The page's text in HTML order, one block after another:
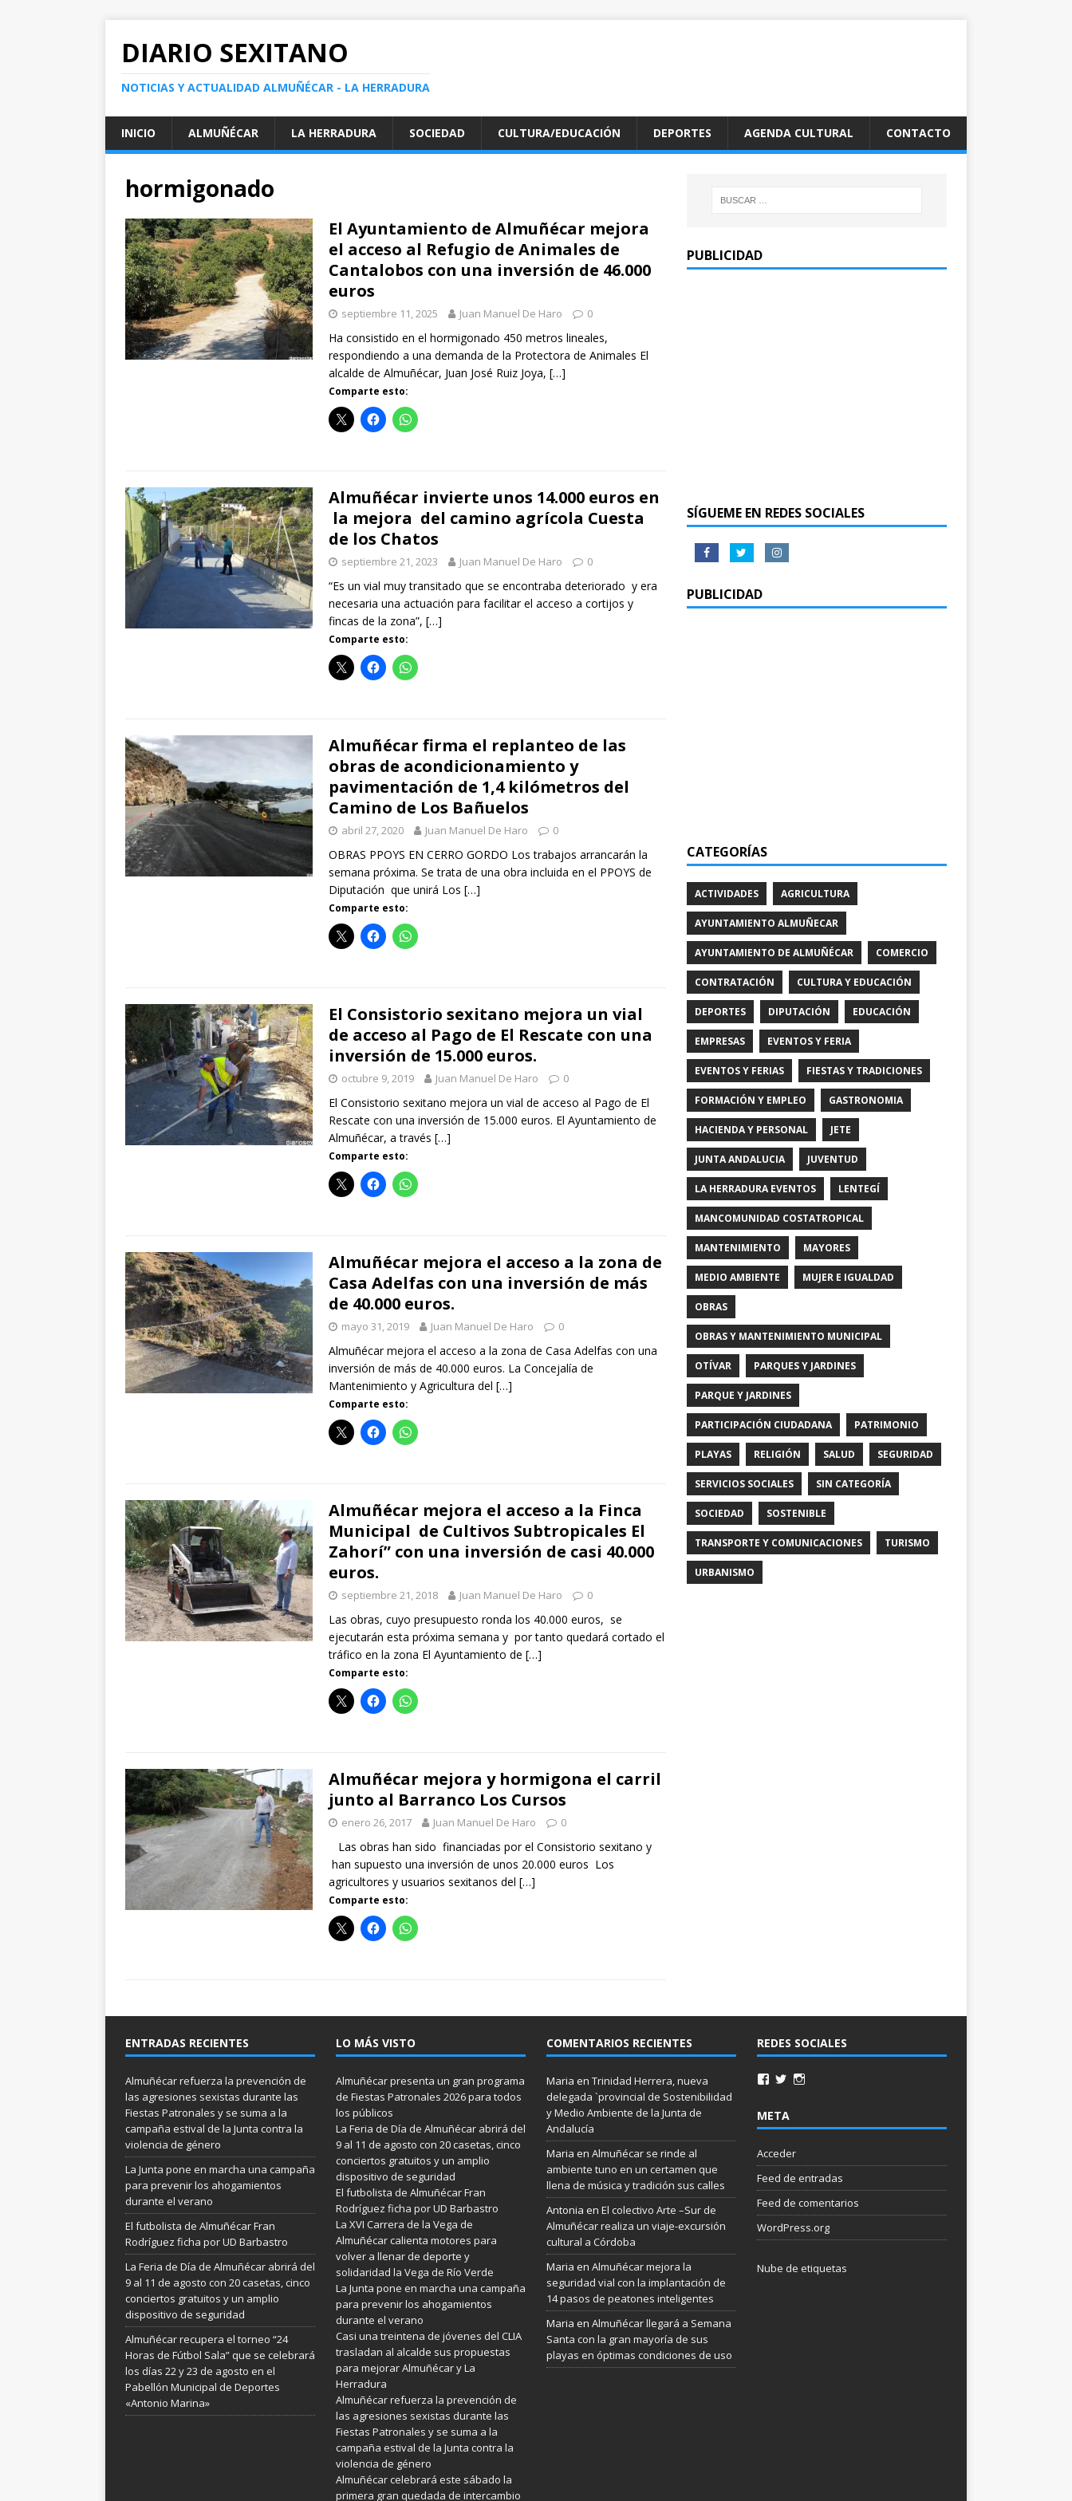
DIARIO SEXITANO
NOTICIAS Y ACTUALIDAD ALMUÑÉCAR - LA HERRADURA
INICIO ALMUÑÉCAR LA HERRADURA SOCIEDAD CULTURA/EDUCACIÓN DEPORTES AGENDA CULTURAL CONTACTO
hormigonado
El Ayuntamiento de Almuñécar mejora
el acceso al Refugio de Animales de
Cantalobos con una inversión de 46.000
euros
septiembre 11, 2025 Juan Manuel De Haro 0
Ha consistido en el hormigonado 450 metros lineales,
respondiendo a una demanda de la Protectora de Animales El
alcalde de Almuñécar, Juan José Ruiz Joya, […]
Comparte esto:
Almuñécar invierte unos 14.000 euros en
la mejora del camino agrícola Cuesta
de los Chatos
septiembre 21, 2023 Juan Manuel De Haro 0
“Es un vial muy transitado que se encontraba deteriorado y era
necesaria una actuación para facilitar el acceso a cortijos y
fincas de la zona”, […]
Comparte esto:
Almuñécar firma el replanteo de las
obras de acondicionamiento y
pavimentación de 1,4 kilómetros del
Camino de Los Bañuelos
abril 27, 2020 Juan Manuel De Haro 0
OBRAS PPOYS EN CERRO GORDO Los trabajos arrancarán la
semana próxima. Se trata de una obra incluida en el PPOYS de
Diputación que unirá Los […]
Comparte esto:
El Consistorio sexitano mejora un vial
de acceso al Pago de El Rescate con una
inversión de 15.000 euros.
octubre 9, 2019 Juan Manuel De Haro 0
El Consistorio sexitano mejora un vial de acceso al Pago de El
Rescate con una inversión de 15.000 euros. El Ayuntamiento de
Almuñécar, a través […]
Comparte esto:
Almuñécar mejora el acceso a la zona de
Casa Adelfas con una inversión de más
de 40.000 euros.
mayo 31, 2019 Juan Manuel De Haro 0
Almuñécar mejora el acceso a la zona de Casa Adelfas con una
inversión de más de 40.000 euros. La Concejalía de
Mantenimiento y Agricultura del […]
Comparte esto:
Almuñécar mejora el acceso a la Finca
Municipal de Cultivos Subtropicales El
Zahorí” con una inversión de casi 40.000
euros.
septiembre 21, 2018 Juan Manuel De Haro 0
Las obras, cuyo presupuesto ronda los 40.000 euros, se
ejecutarán esta próxima semana y por tanto quedará cortado el
tráfico en la zona El Ayuntamiento de […]
Comparte esto:
Almuñécar mejora y hormigona el carril
junto al Barranco Los Cursos
enero 26, 2017 Juan Manuel De Haro 0
Las obras han sido financiadas por el Consistorio sexitano y
han supuesto una inversión de unos 20.000 euros Los
agricultores y usuarios sexitanos del […]
Comparte esto:
PUBLICIDAD
SÍGUEME EN REDES SOCIALES
PUBLICIDAD
CATEGORÍAS
ACTIVIDADES AGRICULTURA
AYUNTAMIENTO ALMUÑECAR
AYUNTAMIENTO DE ALMUÑÉCAR COMERCIO
CONTRATACIÓN CULTURA Y EDUCACIÓN
DEPORTES DIPUTACIÓN EDUCACIÓN
EMPRESAS EVENTOS Y FERIA
EVENTOS Y FERIAS FIESTAS Y TRADICIONES
FORMACIÓN Y EMPLEO GASTRONOMIA
HACIENDA Y PERSONAL JETE
JUNTA ANDALUCIA JUVENTUD
LA HERRADURA EVENTOS LENTEGÍ
MANCOMUNIDAD COSTATROPICAL
MANTENIMIENTO MAYORES
MEDIO AMBIENTE MUJER E IGUALDAD
OBRAS
OBRAS Y MANTENIMIENTO MUNICIPAL
OTÍVAR PARQUES Y JARDINES
PARQUE Y JARDINES
PARTICIPACIÓN CIUDADANA PATRIMONIO
PLAYAS RELIGIÓN SALUD SEGURIDAD
SERVICIOS SOCIALES SIN CATEGORÍA
SOCIEDAD SOSTENIBLE
TRANSPORTE Y COMUNICACIONES TURISMO
URBANISMO
ENTRADAS RECIENTES
Almuñécar refuerza la prevención de
las agresiones sexistas durante las
Fiestas Patronales y se suma a la
campaña estival de la Junta contra la
violencia de género
La Junta pone en marcha una campaña
para prevenir los ahogamientos
durante el verano
El futbolista de Almuñécar Fran
Rodríguez ficha por UD Barbastro
La Feria de Día de Almuñécar abrirá del
9 al 11 de agosto con 20 casetas, cinco
conciertos gratuitos y un amplio
dispositivo de seguridad
Almuñécar recupera el torneo “24
Horas de Fútbol Sala” que se celebrará
los días 22 y 23 de agosto en el
Pabellón Municipal de Deportes
«Antonio Marina»
LO MÁS VISTO
Almuñécar presenta un gran programa
de Fiestas Patronales 2026 para todos
los públicos
La Feria de Día de Almuñécar abrirá del
9 al 11 de agosto con 20 casetas, cinco
conciertos gratuitos y un amplio
dispositivo de seguridad
El futbolista de Almuñécar Fran
Rodríguez ficha por UD Barbastro
La XVI Carrera de la Vega de
Almuñécar calienta motores para
volver a llenar de deporte y
solidaridad la Vega de Río Verde
La Junta pone en marcha una campaña
para prevenir los ahogamientos
durante el verano
Casi una treintena de jóvenes del CLIA
trasladan al alcalde sus propuestas
para mejorar Almuñécar y La
Herradura
Almuñécar refuerza la prevención de
las agresiones sexistas durante las
Fiestas Patronales y se suma a la
campaña estival de la Junta contra la
violencia de género
Almuñécar celebrará este sábado la
primera gran quedada de intercambio
COMENTARIOS RECIENTES
Maria en Trinidad Herrera, nueva
delegada `provincial de Sostenibilidad
y Medio Ambiente de la Junta de
Andalucía
Maria en Almuñécar se rinde al
ambiente tuno en un certamen que
llena de música y tradición sus calles
Antonia en El colectivo Arte –Sur de
Almuñécar realiza un viaje-excursión
cultural a Córdoba
Maria en Almuñécar mejora la
seguridad vial con la implantación de
14 pasos de peatones inteligentes
Maria en Almuñécar llegará a Semana
Santa con la gran mayoría de sus
playas en óptimas condiciones de uso
REDES SOCIALES
META
Acceder
Feed de entradas
Feed de comentarios
WordPress.org
Nube de etiquetas